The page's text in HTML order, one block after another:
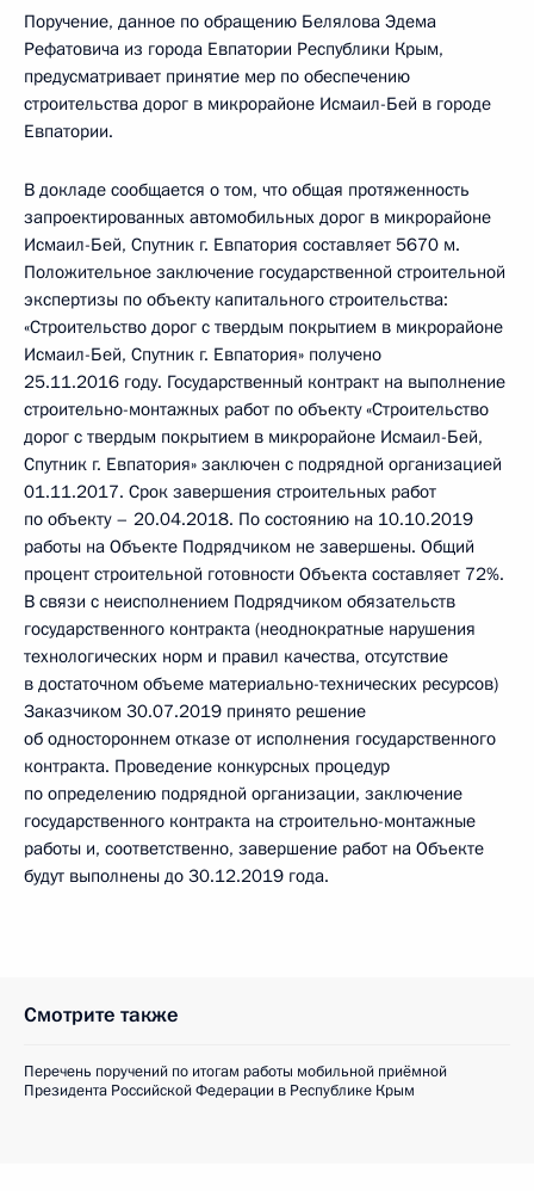
Поручение, данное по обращению Белялова Эдема
Рефатовича из города Евпатории Республики Крым,
предусматривает принятие мер по обеспечению
строительства дорог в микрорайоне Исмаил-Бей в городе
Евпатории.
В докладе сообщается о том, что общая протяженность
запроектированных автомобильных дорог в микрорайоне
Исмаил-Бей, Спутник г. Евпатория составляет 5670 м.
Положительное заключение государственной строительной
экспертизы по объекту капитального строительства:
«Строительство дорог с твердым покрытием в микрорайоне
Исмаил-Бей, Спутник г. Евпатория» получено
25.11.2016 году. Государственный контракт на выполнение
строительно-монтажных работ по объекту «Строительство
дорог с твердым покрытием в микрорайоне Исмаил-Бей,
Спутник г. Евпатория» заключен с подрядной организацией
01.11.2017. Срок завершения строительных работ
по объекту – 20.04.2018. По состоянию на 10.10.2019
работы на Объекте Подрядчиком не завершены. Общий
процент строительной готовности Объекта составляет 72%.
В связи с неисполнением Подрядчиком обязательств
государственного контракта (неоднократные нарушения
технологических норм и правил качества, отсутствие
в достаточном объеме материально-технических ресурсов)
Заказчиком 30.07.2019 принято решение
об одностороннем отказе от исполнения государственного
контракта. Проведение конкурсных процедур
по определению подрядной организации, заключение
государственного контракта на строительно-монтажные
работы и, соответственно, завершение работ на Объекте
будут выполнены до 30.12.2019 года.
Смотрите также
Перечень поручений по итогам работы мобильной приёмной
Президента Российской Федерации в Республике Крым